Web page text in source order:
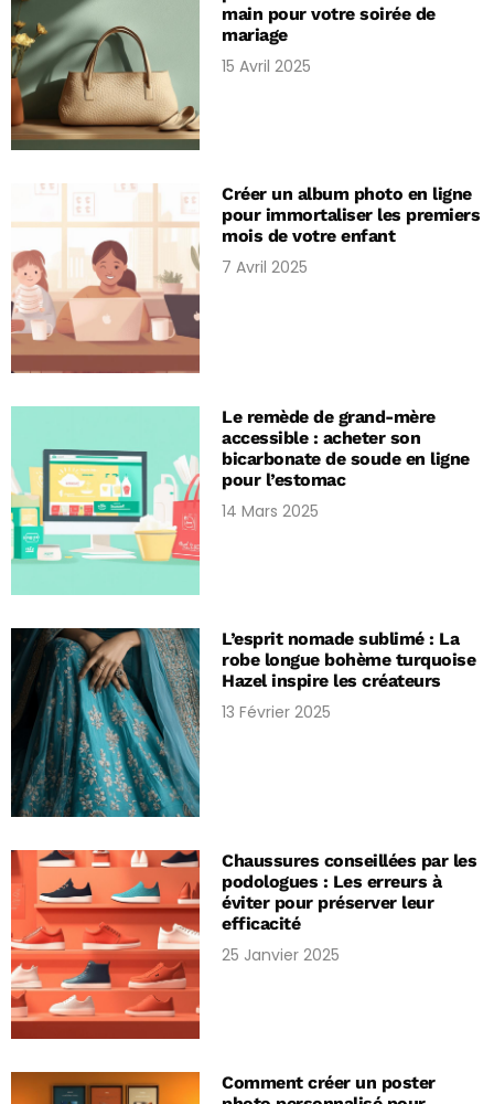
main pour votre soirée de
mariage
15 Avril 2025
Créer un album photo en ligne
pour immortaliser les premiers
mois de votre enfant
7 Avril 2025
Le remède de grand-mère
accessible : acheter son
bicarbonate de soude en ligne
pour l’estomac
14 Mars 2025
L’esprit nomade sublimé : La
robe longue bohème turquoise
Hazel inspire les créateurs
13 Février 2025
Chaussures conseillées par les
podologues : Les erreurs à
éviter pour préserver leur
efficacité
25 Janvier 2025
Comment créer un poster